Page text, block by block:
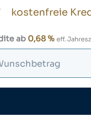
kostenfreie
ab 0,68 % eff.